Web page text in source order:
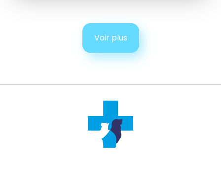
Voir plus